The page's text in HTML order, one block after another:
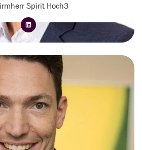
Spirit Hoch3